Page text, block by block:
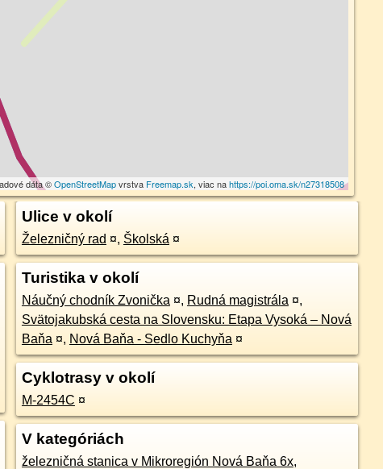
dáta ©OpenStreetMapvrstva Freemap.sk, viac nahttps://poi.oma.sk/n27318508
Ulice v okolí
Železničný rad ¤, Školská ¤
Turistika v okolí
Náučný chodník Zvonička ¤, Rudná magistrála ¤,
Svätojakubská cesta na Slovensku: Etapa Vysoká – Nová
Baňa ¤, Nová Baňa - Sedlo Kuchyňa ¤
Cyklotrasy v okolí
M-2454C ¤
V kategóriách
železničná stanica v Mikroregión Nová Baňa 6x,